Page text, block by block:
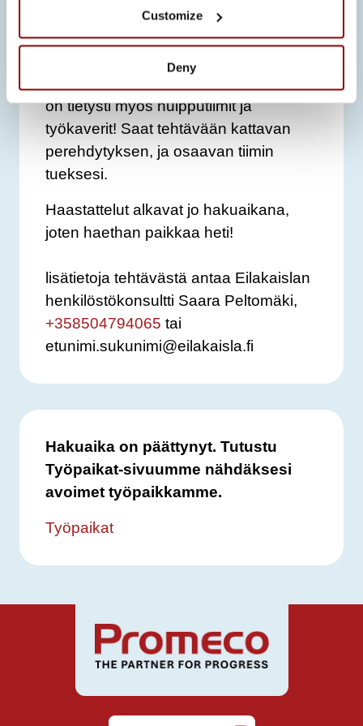
Customize
Deny
työsuhde-edut . Pääset osaksi
kehittyvää ja vastuullista työympäristöä
sekä mahdollisuuden kasvaa ja
on tietysti myös huipputiimit ja
työkaverit! Saat tehtävään kattavan
perehdytyksen, ja osaavan tiimin
tueksesi.
Haastattelut alkavat jo hakuaikana,
joten haethan paikkaa heti!
lisätietoja tehtävästä antaa Eilakaislan
henkilöstökonsultti Saara Peltomäki,
+358504794065 tai
etunimi.sukunimi@eilakaisla.fi
Hakuaika on päättynyt. Tutustu
Työpaikat-sivuumme nähdäksesi
avoimet työpaikkamme.
Työpaikat